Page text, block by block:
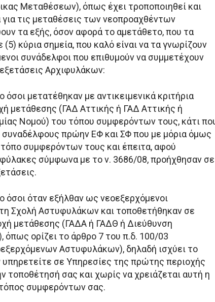
Μεταθέσεων), όπως έχει τροποποιηθεί και
τις μεταθέσεις των νεοπροαχθέντων
τα εξής, όσον αφορά το αμετάθετο, που τα
κύρια σημεία, που καλό είναι να τα γνωρίζουν
συνάδελφοι που επιθυμούν να συμμετέχουν
Αρχιφυλάκων:
μετατέθηκαν με αντικειμενικά κριτήρια
μετάθεσης (ΓΑΔ Αττικής ή ΓΑΔ Αττικής ή
Νομού) του τόπου συμφερόντων τους, κάτι
συναδέλφους πρώην ΕΦ και ΣΦ που με μόρια όμως
συμφερόντων τους και έπειτα, αφού
σύμφωνα με το ν. 3686/08, προήχθησαν σε
όσοι όταν εξήλθαν ως νεοεξερχόμενοι
Σχολή Αστυφυλάκων και τοποθετήθηκαν σε
μετάθεσης (ΓΑΔΑ ή ΓΑΔΘ ή Διεύθυνση
όπως ορίζει το άρθρο 7 του π.δ. 100/03
Αστυφυλάκων), δηλαδή ισχύει το
σε Υπηρεσίες της πρώτης περιοχής
τοποθέτησή σας και χωρίς να χρειάζεται αυτή η
τόπος συμφερόντων σας.